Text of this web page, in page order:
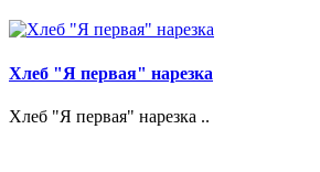
Хлеб "Я первая" нарезка
Хлеб "Я первая" нарезка ..